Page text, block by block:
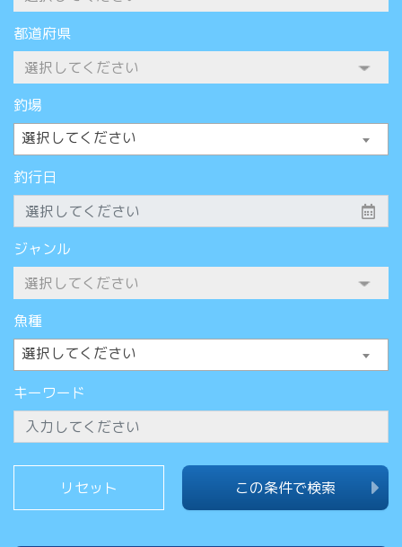
都道府県
釣場
選択してください
釣行日
ジャンル
魚種
選択してください
キーワード
この条件で検索